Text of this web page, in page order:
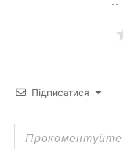
Підписатися